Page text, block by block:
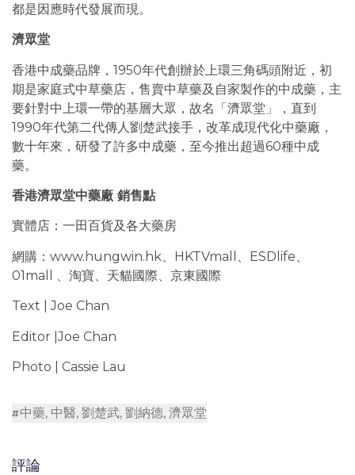
都是因應時代發展而現。
濟眾堂
香港中成藥品牌，1950年代創辦於上環三角碼頭附近，初
期是家庭式中草藥店，售賣中草藥及自家製作的中成藥，主
要針對中上環一帶的基層大眾，故名「濟眾堂」，直到
1990年代第二代傳人劉楚武接手，改革成現代化中藥廠，
數十年來，研發了許多中成藥，至今推出超過60種中成
藥。
香港濟眾堂中藥廠 銷售點
實體店：一田百貨及各大藥房
網購：www.hungwin.hk、HKTVmall、ESDlife、
01mall 、淘寶、天貓國際、京東國際
Text | Joe Chan
Editor |Joe Chan
Photo | Cassie Lau
中藥, 中醫, 劉楚武, 劉納德, 濟眾堂
評論